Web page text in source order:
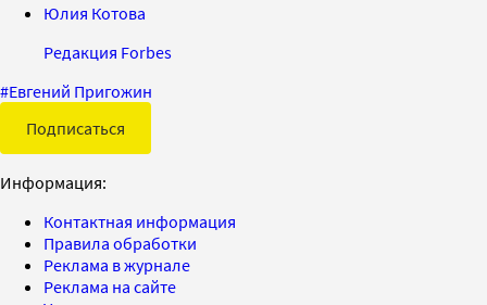
Юлия Котова
Редакция Forbes
#Евгений Пригожин
Подписаться
Информация:
Контактная информация
Правила обработки
Реклама в журнале
Реклама на сайте